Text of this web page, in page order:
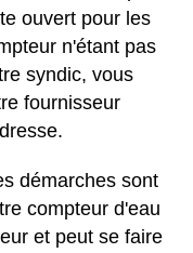
ouvert pour les
n'étant pas
syndic, vous
fournisseur
démarches sont
compteur d'eau
et peut se faire